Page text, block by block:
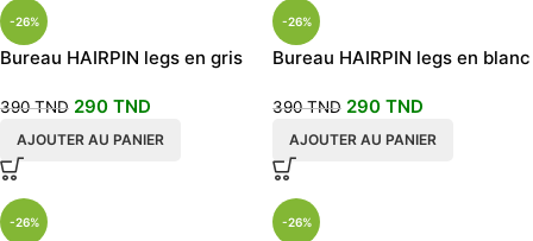
-26%
Bureau HAIRPIN legs en gris
390TND 290 TND
AJOUTER AU PANIER
-26%
Bureau HAIRPIN legs en blanc
390TND 290 TND
AJOUTER AU PANIER
-26% -26%